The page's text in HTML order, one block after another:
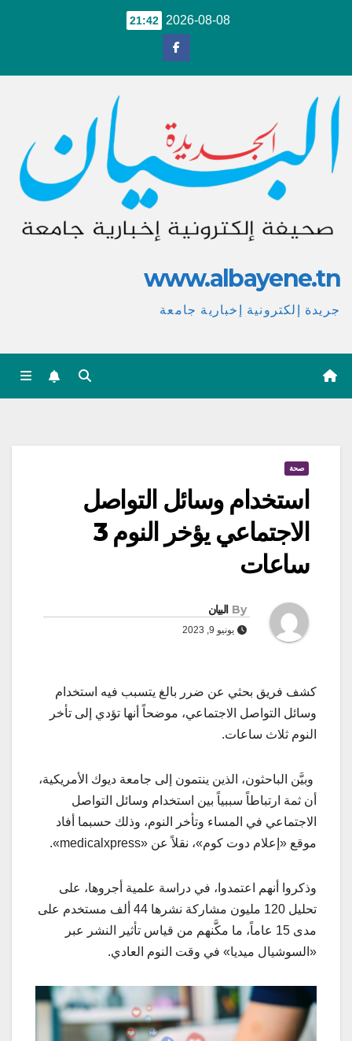
2026-08-08
21:42
www.albayene.tn
جريدة إلكترونية إخبارية جامعة
صحة
استخدام وسائل التواصل
الاجتماعي يؤخر النوم 3
ساعات
By البيان
يونيو 9, 2023
كشف فريق بحثي عن ضرر بالغ يتسبب فيه استخدام
وسائل التواصل الاجتماعي، موضحاً أنها تؤدي إلى تأخر
النوم ثلاث ساعات.
وبيَّن الباحثون، الذين ينتمون إلى جامعة ديوك الأمريكية،
أن ثمة ارتباطاً سببياً بين استخدام وسائل التواصل
الاجتماعي في المساء وتأخر النوم، وذلك حسبما أفاد
موقع «إعلام دوت كوم»، نقلاً عن «medicalxpress».
وذكروا أنهم اعتمدوا، في دراسة علمية أجروها، على
تحليل 120 مليون مشاركة نشرها 44 ألف مستخدم على
مدى 15 عاماً، ما مكَّنهم من قياس تأثير النشر عبر
«السوشيال ميديا» في وقت النوم العادي.